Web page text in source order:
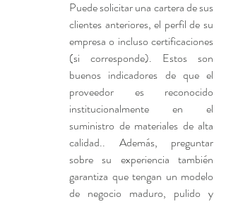
Puede solicitar una cartera de sus
clientes anteriores, el perfil de su
empresa o incluso certificaciones
(si corresponde). Estos son
buenos indicadores de que el
proveedor es reconocido
institucionalmente en el
suministro de materiales de alta
calidad.. Además, preguntar
sobre su experiencia también
garantiza que tengan un modelo
de negocio maduro, pulido y